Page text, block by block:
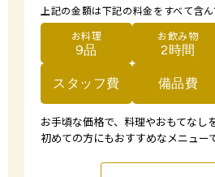
上記の金額は下記の料金をすべて含ん
お料理
9品
お飲み物
2時間
スタッフ費 備品費
お手頃な価格で、料理やおもてなし
初めての方にもおすすめなメニューで